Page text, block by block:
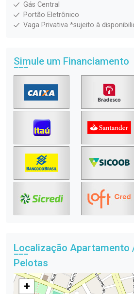
Gás Central
Portão Eletrônico
Vaga Privativa *sujeito à
Simule um Financiamento
Localização Apartamento
Pelotas
+